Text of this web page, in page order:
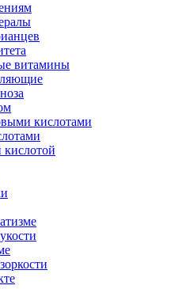
витамины
кислотами